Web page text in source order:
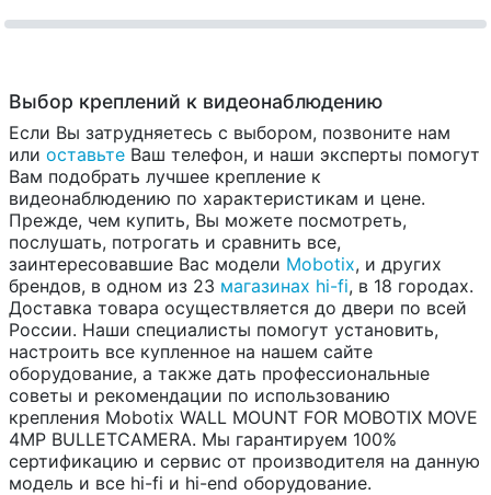
Выбор креплений к видеонаблюдению
Если Вы затрудняетесь с выбором, позвоните нам
или оставьте Ваш телефон, и наши эксперты помогут
Вам подобрать лучшее крепление к
видеонаблюдению по характеристикам и цене.
Прежде, чем купить, Вы можете посмотреть,
послушать, потрогать и сравнить все,
заинтересовавшие Вас модели Mobotix, и других
брендов, в одном из 23 магазинах hi-fi, в 18 городах.
Доставка товара осуществляется до двери по всей
России. Наши специалисты помогут установить,
настроить все купленное на нашем сайте
оборудование, а также дать профессиональные
советы и рекомендации по использованию
крепления Mobotix WALL MOUNT FOR MOBOTIX MOVE
4MP BULLETCAMERA. Мы гарантируем 100%
сертификацию и сервис от производителя на данную
модель и все hi-fi и hi-end оборудование.